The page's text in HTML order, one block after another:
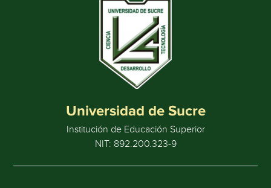
Universidad de Sucre
Institución de Educación Superior
NIT: 892.200.323-9